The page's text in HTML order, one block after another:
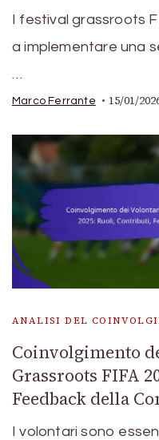
I festival grassroots
a implementare una
…
Marco Ferrante 15/01/
ANALISI DEL
Coinvolgimento
Grassroots FIFA
Feedback della
I volontari sono